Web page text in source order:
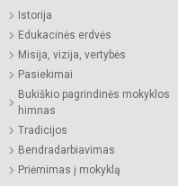
Istorija
Edukacinės erdvės
Misija, vizija, vertybės
Pasiekimai
Bukiškio pagrindinės mokyklos
himnas
Tradicijos
Bendradarbiavimas
Priėmimas į mokyklą